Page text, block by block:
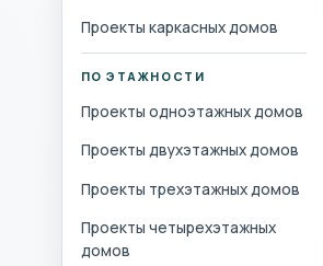
Проекты каркасных домов
ПО ЭТАЖНОСТИ
Проекты одноэтажных домов
Проекты двухэтажных домов
Проекты трехэтажных домов
Проекты четырехэтажных
домов